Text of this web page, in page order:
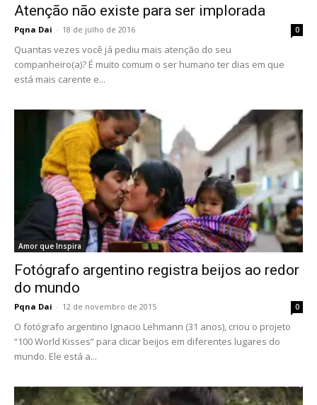
Atenção não existe para ser implorada
Pqna Dai - 18 de julho de 2016 0
Quantas vezes você já pediu mais atenção do seu
companheiro(a)? É muito comum o ser humano ter dias em que
está mais carente e...
Amor que Inspira
Fotógrafo argentino registra beijos ao redor
do mundo
Pqna Dai - 12 de novembro de 2015 0
O fotógrafo argentino Ignacio Lehmann (31 anos), criou o projeto
“100 World Kisses” para clicar beijos em diferentes lugares do
mundo. Ele está a...